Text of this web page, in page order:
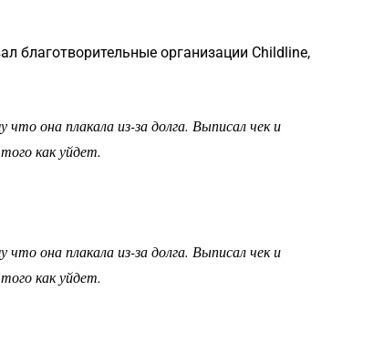
благотворительные организации Childline,
она плакала из-за долга. Выписал чек и
как уйдет.
она плакала из-за долга. Выписал чек и
как уйдет.